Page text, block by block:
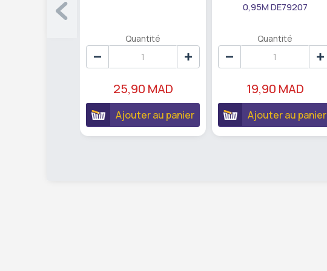
Quantité
25,90 MAD
Ajouter au panier
0,95M DE79207
Quantité
19,90 MAD
Ajouter au panier